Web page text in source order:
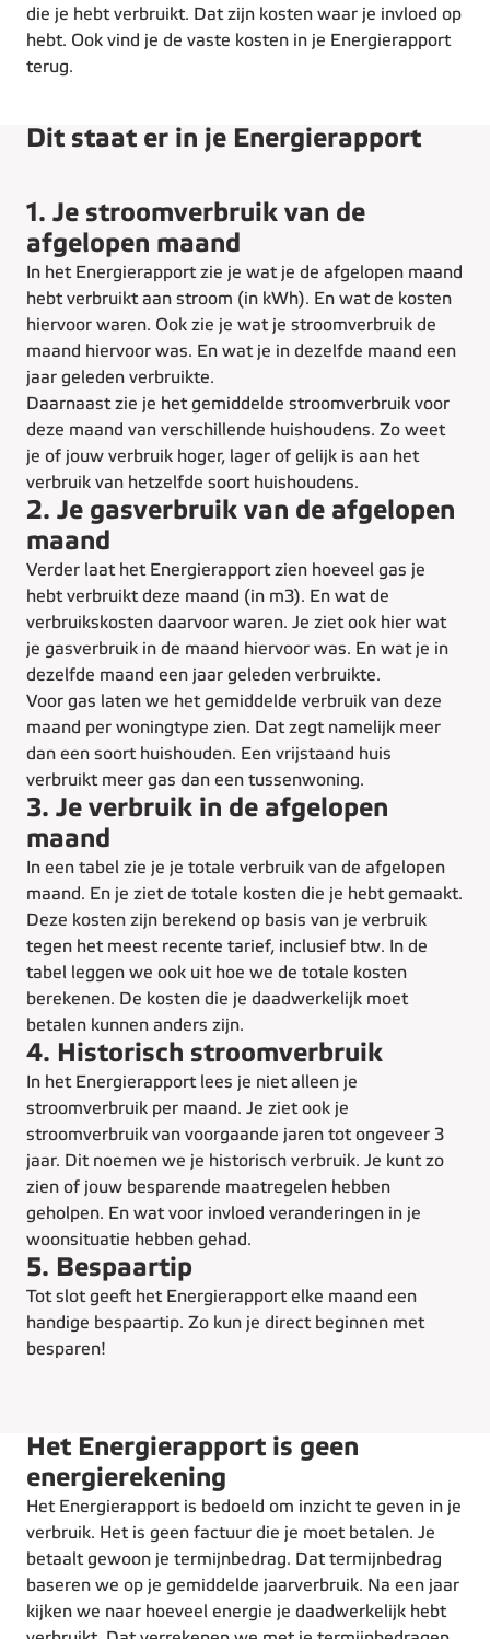
die je hebt verbruikt. Dat zijn kosten waar je invloed op
hebt. Ook vind je de vaste kosten in je Energierapport
terug.
Dit staat er in je Energierapport
1. Je stroomverbruik van de
afgelopen maand
In het Energierapport zie je wat je de afgelopen maand
hebt verbruikt aan stroom (in kWh). En wat de kosten
hiervoor waren. Ook zie je wat je stroomverbruik de
maand hiervoor was. En wat je in dezelfde maand een
jaar geleden verbruikte.
Daarnaast zie je het gemiddelde stroomverbruik voor
deze maand van verschillende huishoudens. Zo weet
je of jouw verbruik hoger, lager of gelijk is aan het
verbruik van hetzelfde soort huishoudens.
2. Je gasverbruik van de afgelopen
maand
Verder laat het Energierapport zien hoeveel gas je
hebt verbruikt deze maand (in m3). En wat de
verbruikskosten daarvoor waren. Je ziet ook hier wat
je gasverbruik in de maand hiervoor was. En wat je in
dezelfde maand een jaar geleden verbruikte.
Voor gas laten we het gemiddelde verbruik van deze
maand per woningtype zien. Dat zegt namelijk meer
dan een soort huishouden. Een vrijstaand huis
verbruikt meer gas dan een tussenwoning.
3. Je verbruik in de afgelopen
maand
In een tabel zie je je totale verbruik van de afgelopen
maand. En je ziet de totale kosten die je hebt gemaakt.
Deze kosten zijn berekend op basis van je verbruik
tegen het meest recente tarief, inclusief btw. In de
tabel leggen we ook uit hoe we de totale kosten
berekenen. De kosten die je daadwerkelijk moet
betalen kunnen anders zijn.
4. Historisch stroomverbruik
In het Energierapport lees je niet alleen je
stroomverbruik per maand. Je ziet ook je
stroomverbruik van voorgaande jaren tot ongeveer 3
jaar. Dit noemen we je historisch verbruik. Je kunt zo
zien of jouw besparende maatregelen hebben
geholpen. En wat voor invloed veranderingen in je
woonsituatie hebben gehad.
5. Bespaartip
Tot slot geeft het Energierapport elke maand een
handige bespaartip. Zo kun je direct beginnen met
besparen!
Het Energierapport is geen
energierekening
Het Energierapport is bedoeld om inzicht te geven in je
verbruik. Het is geen factuur die je moet betalen. Je
betaalt gewoon je termijnbedrag. Dat termijnbedrag
baseren we op je gemiddelde jaarverbruik. Na een jaar
kijken we naar hoeveel energie je daadwerkelijk hebt